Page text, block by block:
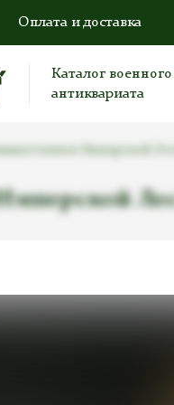
Оплата и доставка
Каталог военного
антиквариата